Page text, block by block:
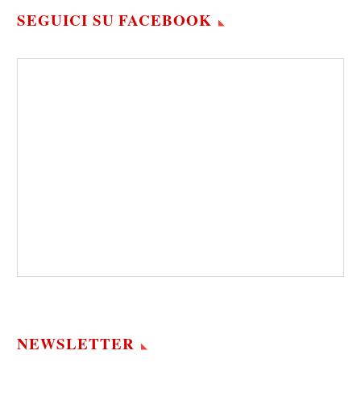
SEGUICI SU FACEBOOK
NEWSLETTER